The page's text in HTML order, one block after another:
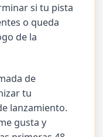
si tu pista
o queda
de la
de
tu
lanzamiento.
gusta y